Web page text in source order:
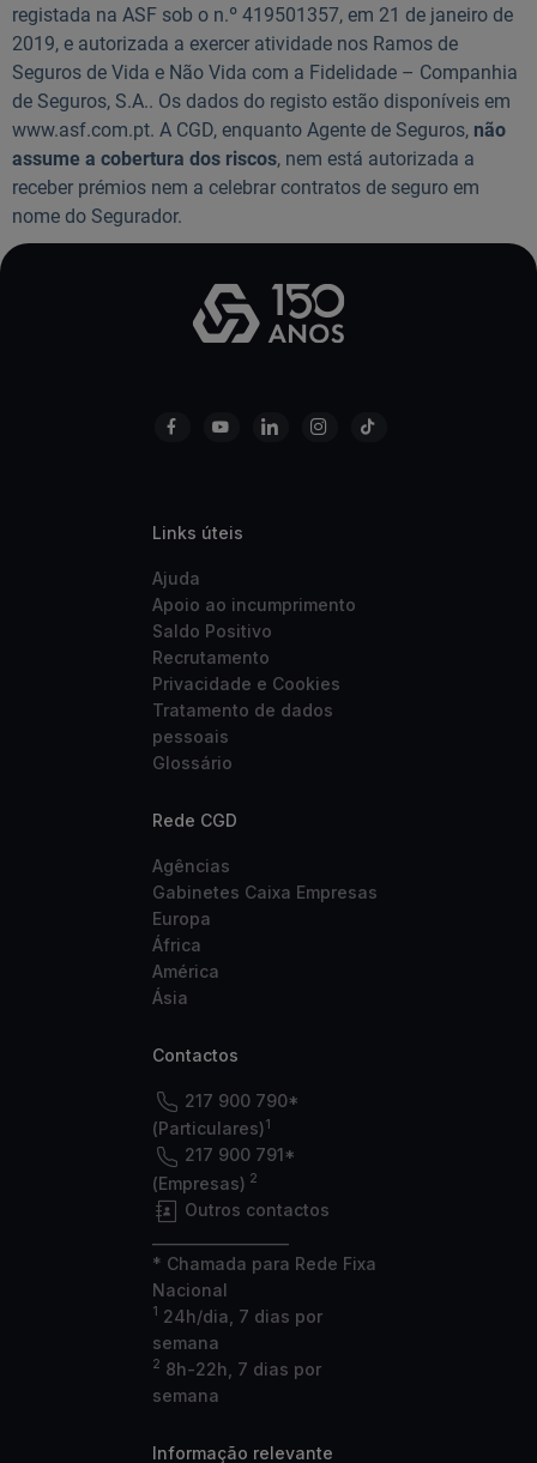
registada na ASF sob o n.º 419501357, em 21 de janeiro de
2019, e autorizada a exercer atividade nos Ramos de
Seguros de Vida e Não Vida com a Fidelidade – Companhia
de Seguros, S.A.. Os dados do registo estão disponíveis em
www.asf.com.pt. A CGD, enquanto Agente de Seguros, não
assume a cobertura dos riscos, nem está autorizada a
receber prémios nem a celebrar contratos de seguro em
nome do Segurador.
Links úteis
Ajuda
Apoio ao incumprimento
Saldo Positivo
Recrutamento
Privacidade e Cookies
Tratamento de dados
pessoais
Glossário
Rede CGD
Agências
Gabinetes Caixa Empresas
Europa
África
América
Ásia
Contactos
217 900 790*
(Particulares)1
217 900 791*
(Empresas) 2
Outros contactos
* Chamada para Rede Fixa
Nacional
1 24h/dia, 7 dias por
semana
2 8h-22h, 7 dias por
semana
Informação relevante